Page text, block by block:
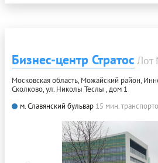
Бизнес-центр Стратос Лот
Московская область, Можайский район,
Сколково, ул. Николы Теслы , дом 1
м. Славянский бульвар 15 мин.